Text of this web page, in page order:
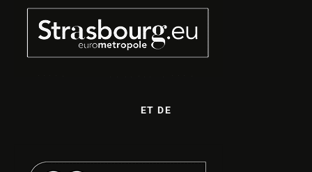
ET DE